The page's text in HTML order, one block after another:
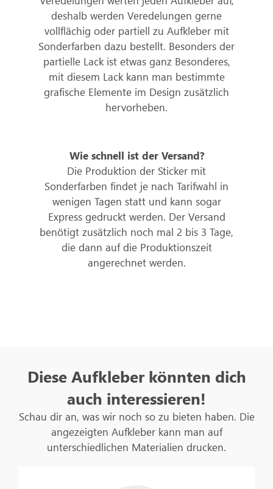
deshalb werden Veredelungen gerne
vollflächig oder partiell zu Aufkleber mit
Sonderfarben dazu bestellt. Besonders der
partielle Lack ist etwas ganz Besonderes,
mit diesem Lack kann man bestimmte
grafische Elemente im Design zusätzlich
hervorheben.
Wie schnell ist der Versand?
Die Produktion der Sticker mit
Sonderfarben findet je nach Tarifwahl in
wenigen Tagen statt und kann sogar
Express gedruckt werden. Der Versand
benötigt zusätzlich noch mal 2 bis 3 Tage,
die dann auf die Produktionszeit
angerechnet werden.
Diese Aufkleber könnten dich
auch interessieren!
Schau dir an, was wir noch so zu bieten haben. Die
angezeigten Aufkleber kann man auf
unterschiedlichen Materialien drucken.